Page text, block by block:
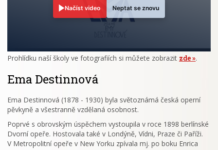
Načíst video Neptat se znovu
Prohlídku naší školy ve fotografiích si můžete zobrazit zde .
Ema Destinnová
Ema Destinnová (1878 - 1930) byla světoznámá česká operní
pěvkyně a všestranně vzdělaná osobnost.
Poprvé s obrovským úspěchem vystoupila v roce 1898 berlínské
Dvorní opeře. Hostovala také v Londýně, Vídni, Praze či Paříži.
V Metropolitní opeře v New Yorku zpívala mj. po boku Enrica